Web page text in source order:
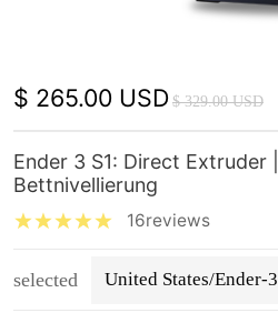
$ 265.00 USD$ 329.00 USD
Ender 3 S1: Direct Extruder
Bettnivellierung
16reviews
selected United States/Ender-